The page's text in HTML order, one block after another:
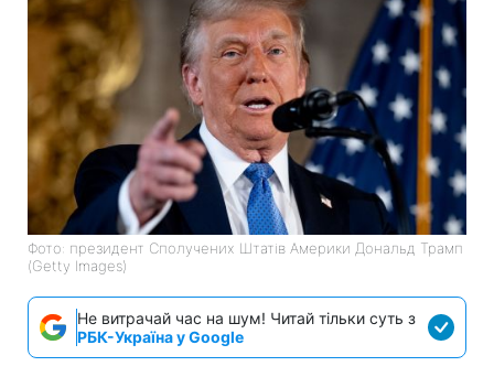
Фото: президент Сполучених Штатів Америки Дональд Трамп
(Getty Images)
Не витрачай час на шум! Читай тільки суть з
РБК-Україна у Google